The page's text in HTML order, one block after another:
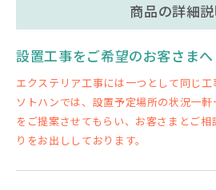
商品の詳細
設置工事をご希望のお客さまへ
エクステリア工事には一つとして同じ工
ソトハンでは、設置予定場所の状況一
をご提案させてもらい、お客さまとご
りをお出ししております。